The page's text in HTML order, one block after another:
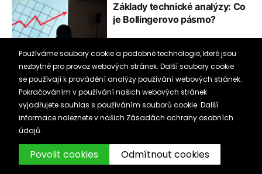
Základy technické analýzy: Co
je Bollingerovo pásmo?
Základy technické analýzy: Co
je oscilátor? (Funkce a
význam)
Používáme soubory cookie a podobné technologie, které jsou
nezbytné pro provoz webových stránek. Další soubory cookie
se používají k provádění analýzy používání webových stránek.
Pokračováním v používání našich webových stránek
vyjadřujete souhlas s používáním souborů cookie. Další
informace naleznete v našich Zásadách ochrany osobních
údajů.
Povolit cookies Odmítnout cookies